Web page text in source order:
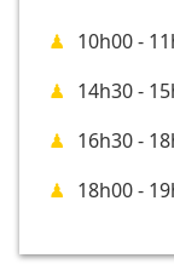
10h00 -
14h30 -
16h30 -
18h00 -